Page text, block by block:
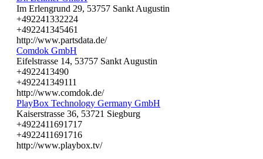
Im Erlengrund 29, 53757 Sankt Augustin
+492241332224
+492241345461
http://www.partsdata.de/
Comdok GmbH
Eifelstrasse 14, 53757 Sankt Augustin
+4922413490
+492241349111
http://www.comdok.de/
PlayBox Technology Germany GmbH
Kaiserstrasse 36, 53721 Siegburg
+4922411691717
+4922411691716
http://www.playbox.tv/